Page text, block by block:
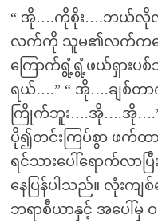
“ အို….ကိုစိုး….ဘယ်လိုလု
လက်ကို သူမ၏လက်ကလေ
ကြောက်ရွံ့ရွံ့ဖယ်ရှားပစ်
ရယ်….” “ အို….ချစ်တာ
ကြိုက်ဘူး….အို….အို….”
ပို၍တင်းကြပ်စွာ ဖက်ထ
ရင်သားပေါ်ရောက်လာပ
နေပြန်ပါသည်။ လုံးက
ဘရာစီယာနှင့် အပေါ်မှ